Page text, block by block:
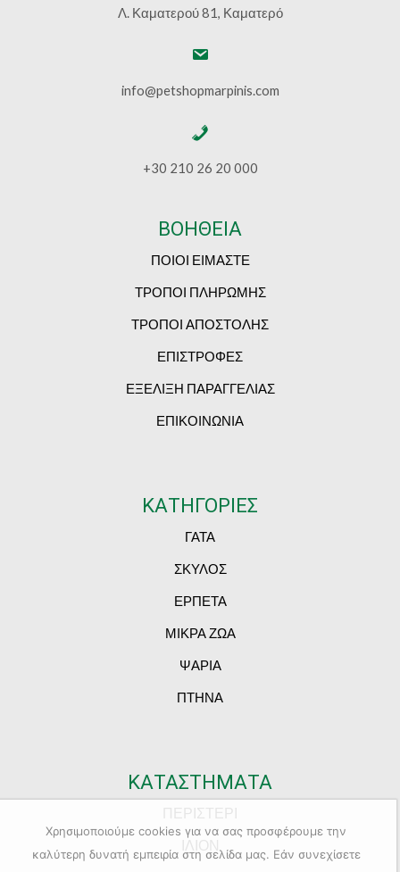
Λ. Καματερού 81, Καματερό
info@petshopmarpinis.com
+30 210 26 20 000
ΒΟΗΘΕΙΑ
ΠΟΙΟΙ ΕΙΜΑΣΤΕ
ΤΡΟΠΟΙ ΠΛΗΡΩΜΗΣ
ΤΡΟΠΟΙ ΑΠΟΣΤΟΛΗΣ
ΕΠΙΣΤΡΟΦΕΣ
ΕΞΕΛΙΞΗ ΠΑΡΑΓΓΕΛΙΑΣ
ΕΠΙΚΟΙΝΩΝΙΑ
ΚΑΤΗΓΟΡΙΕΣ
ΓΑΤΑ
ΣΚΥΛΟΣ
ΕΡΠΕΤΑ
ΜΙΚΡΑ ΖΩΑ
ΨΑΡΙΑ
ΠΤΗΝΑ
ΚΑΤΑΣΤΗΜΑΤΑ
Χρησιμοποιούμε cookies για να σας προσφέρουμε την
καλύτερη δυνατή εμπειρία στη σελίδα μας. Εάν συνεχίσετε